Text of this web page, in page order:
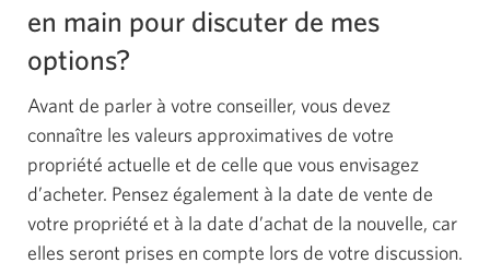
en main pour discuter de mes
options?
Avant de parler à votre conseiller, vous devez
connaître les valeurs approximatives de votre
propriété actuelle et de celle que vous envisagez
d’acheter. Pensez également à la date de vente de
votre propriété et à la date d’achat de la nouvelle, car
elles seront prises en compte lors de votre discussion.